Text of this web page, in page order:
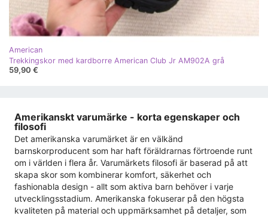
American
Trekkingskor med kardborre American Club Jr AM902A grå
59,90 €
Amerikanskt varumärke - korta egenskaper och
filosofi
Det amerikanska varumärket är en välkänd
barnskorproducent som har haft föräldrarnas förtroende runt
om i världen i flera år. Varumärkets filosofi är baserad på att
skapa skor som kombinerar komfort, säkerhet och
fashionabla design - allt som aktiva barn behöver i varje
utvecklingsstadium. Amerikanska fokuserar på den högsta
kvaliteten på material och uppmärksamhet på detaljer, som